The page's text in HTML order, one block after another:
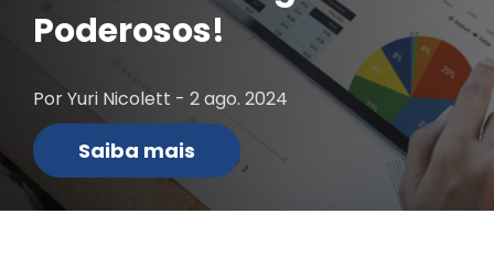
Poderosos!
Por Yuri Nicolett - 2 ago. 2024
Saiba mais